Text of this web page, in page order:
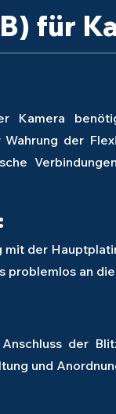
für
Kamera
der
mit der
problemlos an
der
und